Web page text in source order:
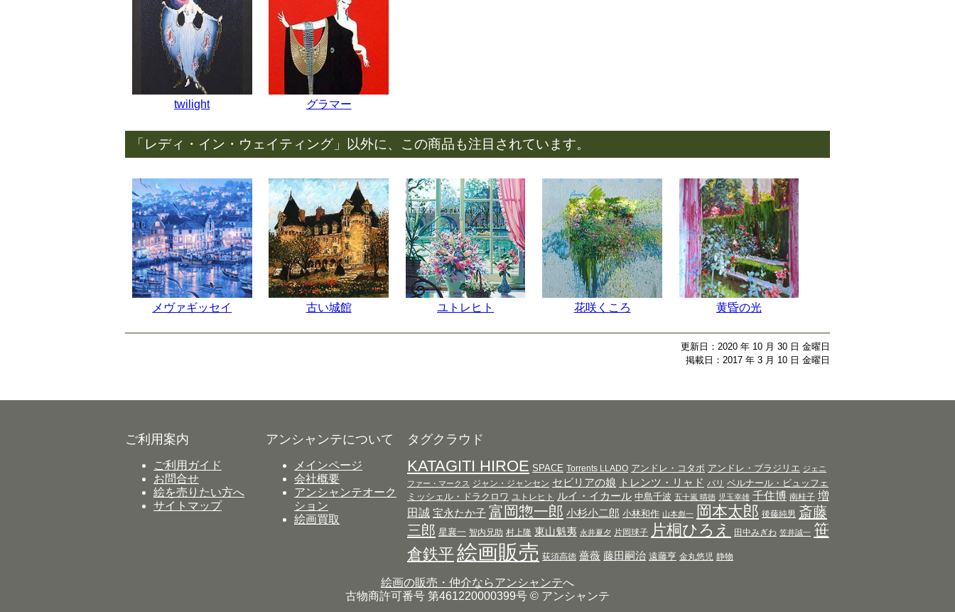
twilight グラマー
「レディ・イン・ウェイティング」以外に、この商品も注目されています。
メヴァギッセイ 古い城館 ユトレヒト 花咲くころ 黄昏の光
更新日：2020 年 10 月 30 日 金曜日
掲載日：2017 年 3 月 10 日 金曜日
ご利用案内
ご利用ガイド
お問合せ
絵を売りたい方へ
サイトマップ
アンシャンテについて
メインページ
会社概要
アンシャンテオーク
ション
絵画買取
タグクラウド
KATAGITI HIROE SPACE Torrents LLADO アンドレ・コタボ アンドレ・ブラジリエ ジェニ
ファー・マークス ジャン・ジャンセン セビリアの娘 トレンツ・リャド パリ ベルナール・ビュッフェ
ミッシェル・ドラクロワ ユトレヒト ルイ・イカール 中島千波 五十嵐 晴徳 児玉幸雄 千住博 南桂子 増
田誠 宝永たか子 富岡惣一郎 小杉小二郎 小林和作 山本彪一 岡本太郎 後藤純男 斎藤
三郎 星襄一 智内兄助 村上隆 東山魁夷 永井夏夕 片岡球子 片桐ひろえ 田中みぎわ 笠井誠一 笹
倉鉄平 絵画販売 荻須高徳 薔薇 藤田嗣治 遠藤亨 金丸悠児 静物
絵画の販売・仲介ならアンシャンテへ
古物商許可番号 第461220000399号 © アンシャンテ